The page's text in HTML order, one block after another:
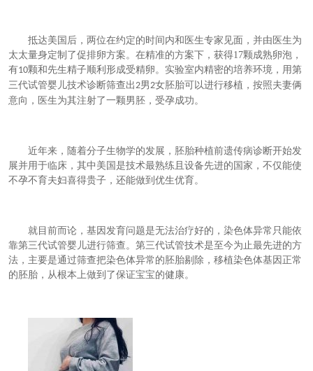
抵达美国后，两位在约定的时间内和医生专家见面，并由医生为
太太量身定制了促排卵方案。在精准的方案下，获得17颗成熟卵泡，
有10颗和先生精子顺利形成受精卵。实验室内精密的培养环境，用第
三代试管婴儿技术诊断筛查出2男2女胚胎可以进行移植，按照夫妻俩
意向，医生为其注射了一颗男胚，受孕成功。
近年来，随着分子生物学的发展，胚胎种植前遗传病诊断开始发
展并用于临床，其中美国是技术最熟练且设备先进的国家，不仅能使
不孕不育夫妇喜得贵子，还能做到优生优育。
就目前而论，基因发育问题是无法治疗好的，染色体异常只能依
靠第三代试管婴儿进行筛查。第三代试管技术是至今为止最先进的方
法，主要是通过筛查把染色体异常的胚胎剔除，移植染色体基因正常
的胚胎，从根本上做到了保证宝宝的健康。